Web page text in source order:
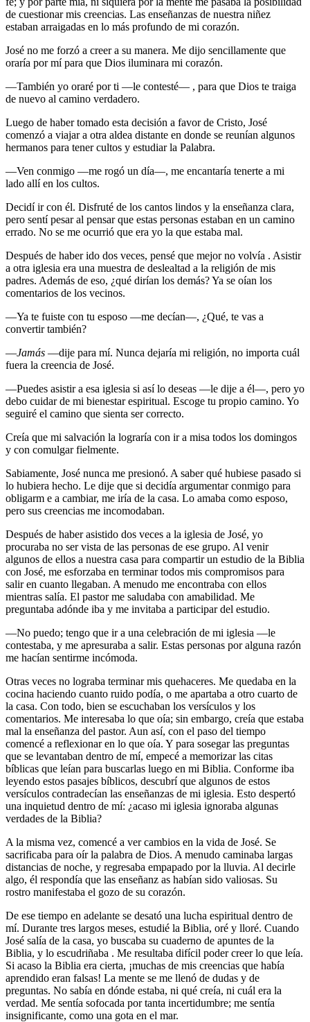
de cuestionar mis creencias. Las enseñanzas de nuestra niñez
estaban arraigadas en lo más profundo de mi corazón.
José no me forzó a creer a su manera. Me dijo sencillamente que
oraría por mí para que Dios iluminara mi corazón.
—También yo oraré por ti —le contesté— , para que Dios te traiga
de nuevo al camino verdadero.
Luego de haber tomado esta decisión a favor de Cristo, José
comenzó a viajar a otra aldea distante en donde se reunían algunos
hermanos para tener cultos y estudiar la Palabra.
—Ven conmigo —me rogó un día—, me encantaría tenerte a mi
lado allí en los cultos.
Decidí ir con él. Disfruté de los cantos lindos y la enseñanza clara,
pero sentí pesar al pensar que estas personas estaban en un camino
errado. No se me ocurrió que era yo la que estaba mal.
Después de haber ido dos veces, pensé que mejor no volvía . Asistir
a otra iglesia era una muestra de deslealtad a la religión de mis
padres. Además de eso, ¿qué dirían los demás? Ya se oían los
comentarios de los vecinos.
—Ya te fuiste con tu esposo —me decían—, ¿Qué, te vas a
convertir también?
—Jamás —dije para mí. Nunca dejaría mi religión, no importa cuál
fuera la creencia de José.
—Puedes asistir a esa iglesia si así lo deseas —le dije a él—, pero yo
debo cuidar de mi bienestar espiritual. Escoge tu propio camino. Yo
seguiré el camino que sienta ser correcto.
Creía que mi salvación la lograría con ir a misa todos los domingos
y con comulgar fielmente.
Sabiamente, José nunca me presionó. A saber qué hubiese pasado si
lo hubiera hecho. Le dije que si decidía argumentar conmigo para
obligarm e a cambiar, me iría de la casa. Lo amaba como esposo,
pero sus creencias me incomodaban.
Después de haber asistido dos veces a la iglesia de José, yo
procuraba no ser vista de las personas de ese grupo. Al venir
algunos de ellos a nuestra casa para compartir un estudio de la Biblia
con José, me esforzaba en terminar todos mis compromisos para
salir en cuanto llegaban. A menudo me encontraba con ellos
mientras salía. El pastor me saludaba con amabilidad. Me
preguntaba adónde iba y me invitaba a participar del estudio.
—No puedo; tengo que ir a una celebración de mi iglesia —le
contestaba, y me apresuraba a salir. Estas personas por alguna razón
me hacían sentirme incómoda.
Otras veces no lograba terminar mis quehaceres. Me quedaba en la
cocina haciendo cuanto ruido podía, o me apartaba a otro cuarto de
la casa. Con todo, bien se escuchaban los versículos y los
comentarios. Me interesaba lo que oía; sin embargo, creía que estaba
mal la enseñanza del pastor. Aun así, con el paso del tiempo
comencé a reflexionar en lo que oía. Y para sosegar las preguntas
que se levantaban dentro de mí, empecé a memorizar las citas
bíblicas que leían para buscarlas luego en mi Biblia. Conforme iba
leyendo estos pasajes bíblicos, descubrí que algunos de estos
versículos contradecían las enseñanzas de mi iglesia. Esto despertó
una inquietud dentro de mí: ¿acaso mi iglesia ignoraba algunas
verdades de la Biblia?
A la misma vez, comencé a ver cambios en la vida de José. Se
sacrificaba para oír la palabra de Dios. A menudo caminaba largas
distancias de noche, y regresaba empapado por la lluvia. Al decirle
algo, él respondía que las enseñanz as habían sido valiosas. Su
rostro manifestaba el gozo de su corazón.
De ese tiempo en adelante se desató una lucha espiritual dentro de
mí. Durante tres largos meses, estudié la Biblia, oré y lloré. Cuando
José salía de la casa, yo buscaba su cuaderno de apuntes de la
Biblia, y lo escudriñaba . Me resultaba difícil poder creer lo que leía.
Si acaso la Biblia era cierta, ¡muchas de mis creencias que había
aprendido eran falsas! La mente se me llenó de dudas y de
preguntas. No sabía en dónde estaba, ni qué creía, ni cuál era la
verdad. Me sentía sofocada por tanta incertidumbre; me sentía
insignificante, como una gota en el mar.